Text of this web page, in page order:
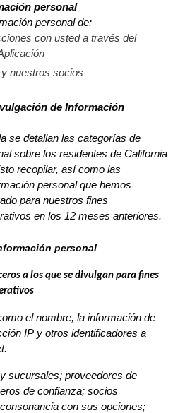
personal
personal de:
con usted a través del
nuestros socios
de Información
se detallan las categorías de
sobre los residentes de California
recopilar, así como las
personal que hemos
para nuestros fines
en los 12 meses anteriores.
personal
a los que se divulgan para fines
el nombre, la información de
IP y otros identificadores a
sucursales; proveedores de
de confianza; socios
con sus opciones;